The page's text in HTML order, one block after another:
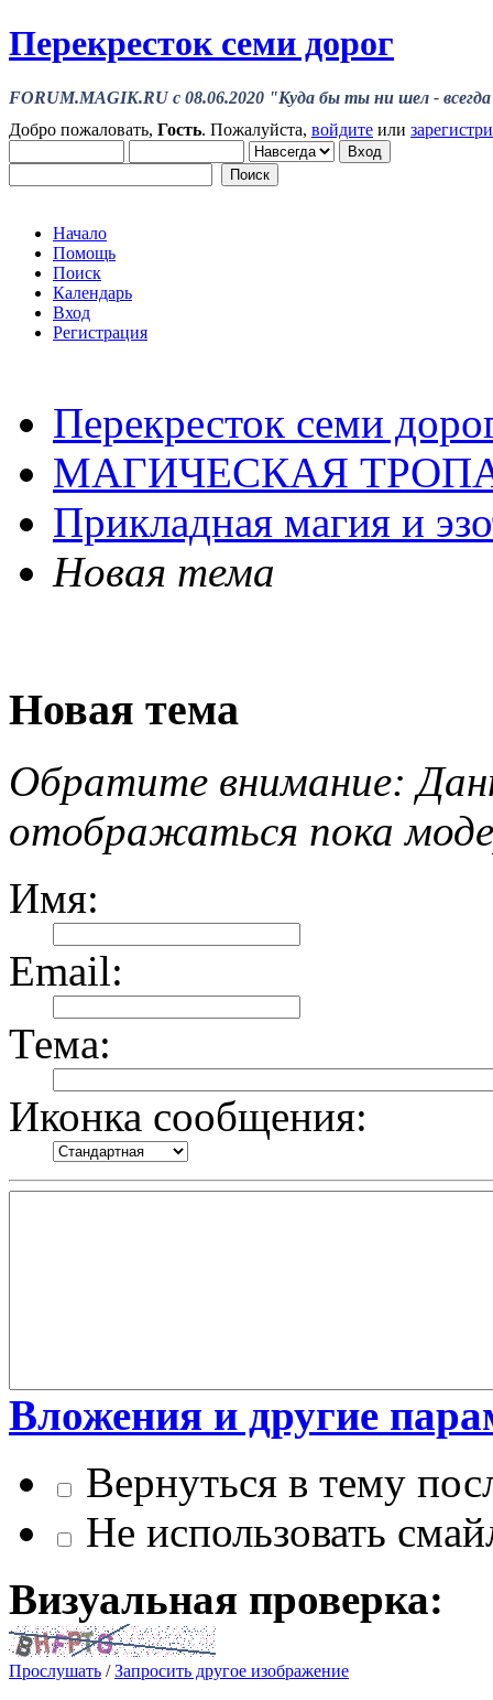
Перекресток семи дорог
FORUM.MAGIK.RU c 08.06.2020 "Куда бы ты ни шел - всегда
Добро пожаловать, Гость. Пожалуйста, войдите или
Начало
Помощь
Поиск
Календарь
Вход
Регистрация
Перекресток семи
МАГИЧЕСКАЯ
Прикладная магия и
Новая тема
Новая тема
Обратите внимание:
отображаться пока
Имя:
Email:
Тема:
Иконка сообщения:
Вложения и другие
Вернуться в тему
Не использовать
Визуальная проверка:
Прослушать /Запросить другое изображение